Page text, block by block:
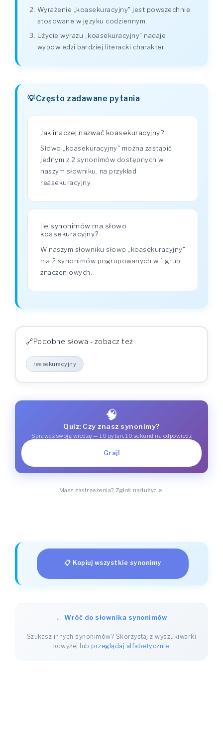
Wyrażenie „koasekuracyjny" jest powszechnie
stosowane w języku codziennym.
Użycie wyrazu „koasekuracyjny" nadaje
wypowiedzi bardziej literacki charakter.
Często zadawane pytania
Jak inaczej nazwać koasekuracyjny?
Słowo „koasekuracyjny" można zastąpić
jednym z 2 synonimów dostępnych w
naszym słowniku, na przykład:
reasekuracyjny.
Ile synonimów ma słowo
koasekuracyjny?
W naszym słowniku słowo „koasekuracyjny"
ma 2 synonimów pogrupowanych w 1 grup
znaczeniowych.
Podobne słowa - zobacz też
reasekuracyjny
🧠
Quiz: Czy znasz synonimy?
Sprawdź swoją wiedzę — 10 pytań, 10 sekund na odpowiedź
Graj!
Masz zastrzeżenia? Zgłoś nadużycie.
📋 Kopiuj wszystkie synonimy
← Wróć do słownika synonimów
Szukasz innych synonimów? Skorzystaj z wyszukiwarki
powyżej lubprzeglądaj alfabetycznie.